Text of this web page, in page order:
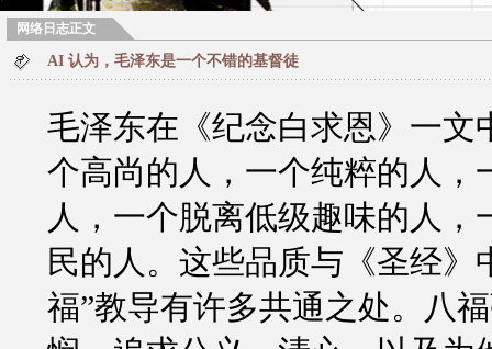
网络日志正文
AI 认为，毛泽东是一个不错的基督徒
毛泽东在《纪念白求恩》一文
个高尚的人，一个纯粹的人，
人，一个脱离低级趣味的人，
民的人。这些品质与《圣经》
福”教导有许多共通之处。八